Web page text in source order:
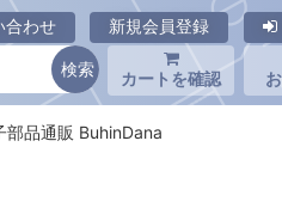
合わせ 新規会員登録
カートを確認
品通販 BuhinDana